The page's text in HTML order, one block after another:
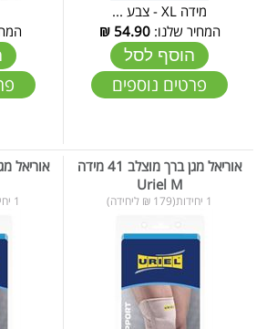
מידה XL - צבע ...
המחיר שלנו:54.90
₪
הוסף לסל
פרטים נוספים
אוריאל מגן ברך מוצלב 41 מידה
Uriel M
1 יחידות(179 ₪ ליחידה) 1 יחידות(179 ₪ ליחידה)